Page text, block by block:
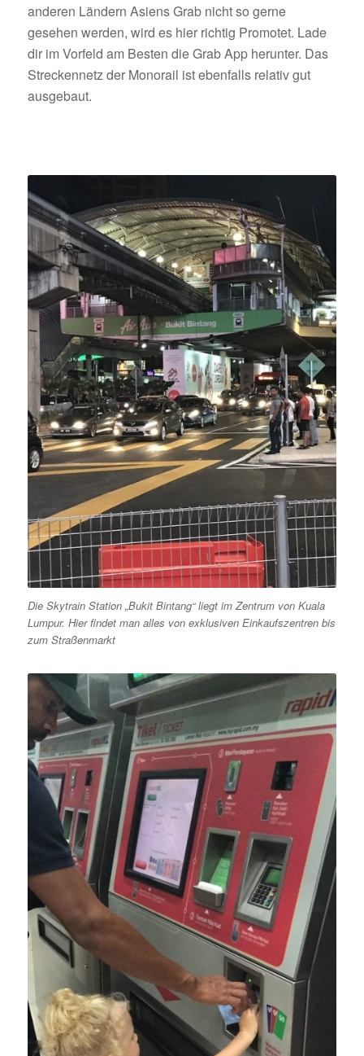
anderen Ländern Asiens Grab nicht so gerne
gesehen werden, wird es hier richtig Promotet. Lade
dir im Vorfeld am Besten die Grab App herunter. Das
Streckennetz der Monorail ist ebenfalls relativ gut
ausgebaut.
Die Skytrain Station „Bukit Bintang“ liegt im Zentrum von Kuala
Lumpur. Hier findet man alles von exklusiven Einkaufszentren bis
zum Straßenmarkt